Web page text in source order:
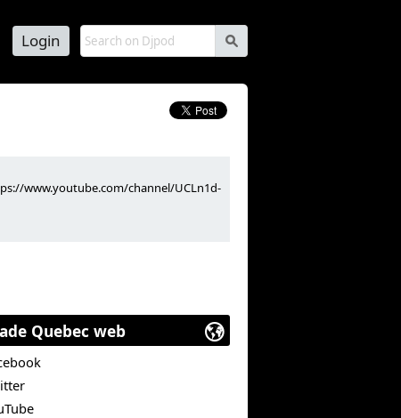
s
Login
www.youtube.com/channel/UCLn1d-
Quebec web